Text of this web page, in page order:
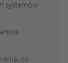
systemów
co